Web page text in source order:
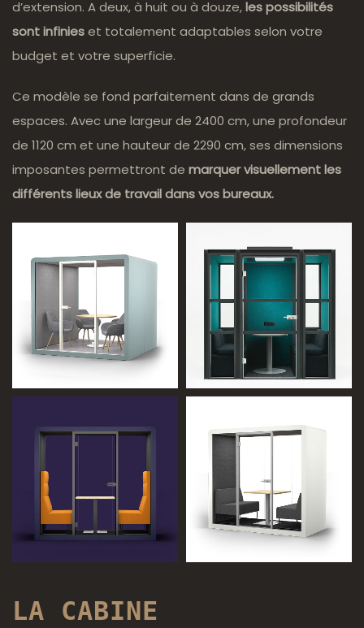
d’extension. A deux, à huit ou à douze,les possibilités
sont infinieset totalement adaptables selon votre
budget et votre superficie.
Ce modèle se fond parfaitement dans de grands
espaces. Avec une largeur de 2400 cm, une profondeur
de 1120 cm et une hauteur de 2290 cm, ses dimensions
imposantes permettront de marquer visuellement les
différents lieux de travail dans vos bureaux.
LA CABINE